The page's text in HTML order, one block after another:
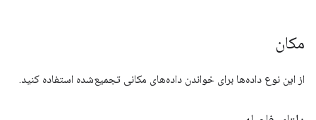
مکان
از این نوع داده‌ها برای خواندن داده‌های مکانی تجمیع‌شده استفاده کنید.